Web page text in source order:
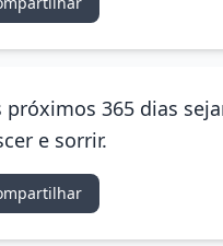
365 dias
e sorrir.